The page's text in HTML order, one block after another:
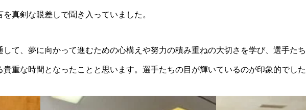
真剣な眼差しで聞き入っていました。
て、夢に向かって進むための心構えや努力の積み重ねの大切さを学び、選手た
重な時間となったことと思います。選手たちの目が輝いているのが印象的でした